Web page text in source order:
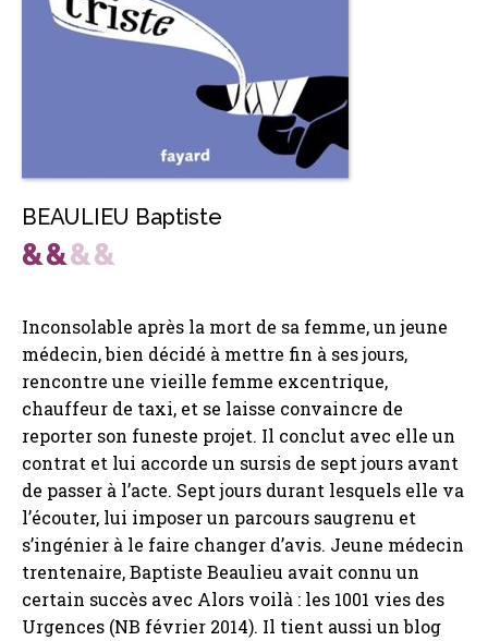
BEAULIEU Baptiste
Inconsolable après la mort de sa femme, un jeune
médecin, bien décidé à mettre fin à ses jours,
rencontre une vieille femme excentrique,
chauffeur de taxi, et se laisse convaincre de
reporter son funeste projet. Il conclut avec elle un
contrat et lui accorde un sursis de sept jours avant
de passer à l’acte. Sept jours durant lesquels elle va
l’écouter, lui imposer un parcours saugrenu et
s’ingénier à le faire changer d’avis. Jeune médecin
trentenaire, Baptiste Beaulieu avait connu un
certain succès avec Alors voilà : les 1001 vies des
Urgences (NB février 2014). Il tient aussi un blog